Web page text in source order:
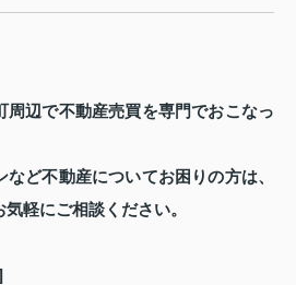
周辺で不動産売買を専門でおこなっ
ど不動産についてお困りの方は、
軽にご相談ください。